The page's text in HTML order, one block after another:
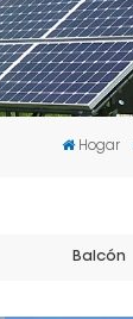
Hogar
Balcón